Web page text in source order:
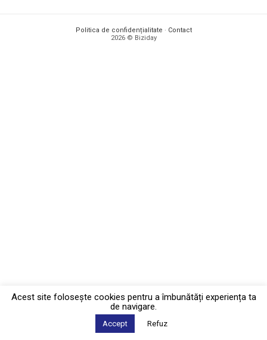
Politica de confidențialitate · Contact
2026 © Biziday
Acest site foloseşte cookies pentru a îmbunătăți experiența ta
de navigare.
Accept Refuz